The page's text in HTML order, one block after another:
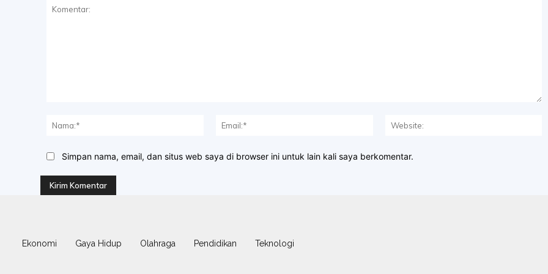
Nama:*
Email:*
Simpan nama, email, dan situs web saya di browser ini untuk lain kali saya berkomentar.
Ekonomi Gaya Hidup Olahraga Pendidikan Teknologi